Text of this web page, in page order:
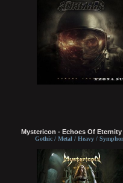
Mystericon - Echoes Of Eternity
Gothic / Metal / Heavy /